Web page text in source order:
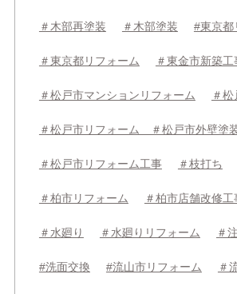
＃木部再塗装 ＃木部塗装 #東京都
＃東京都リフォーム ＃東金市新築工
＃松戸市マンションリフォーム ＃
＃松戸市リフォーム ＃松戸市外壁塗
＃松戸市リフォーム工事 ＃枝打ち
＃柏市リフォーム ＃柏市店舗改修工
＃水廻り ＃水廻りリフォーム ＃
#洗面交換 #流山市リフォーム ＃